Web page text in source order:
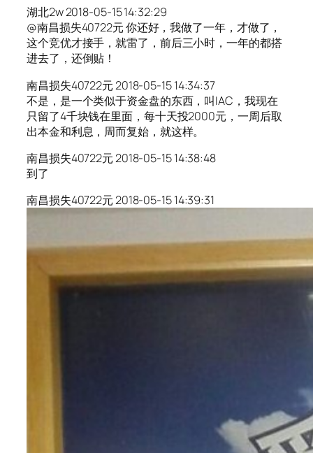
湖北2w 2018-05-15 14:32:29
@南昌损失40722元 你还好，我做了一年，才做了，
这个竞优才接手，就雷了，前后三小时，一年的都搭
进去了，还倒贴！
南昌损失40722元 2018-05-15 14:34:37
不是，是一个类似于资金盘的东西，叫IAC，我现在
只留了4千块钱在里面，每十天投2000元，一周后取
出本金和利息，周而复始，就这样。
南昌损失40722元 2018-05-15 14:38:48
到了
南昌损失40722元 2018-05-15 14:39:31